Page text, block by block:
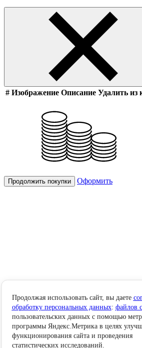
# Изображение Описание Удалить из
Продолжить покупки Оформить
Продолжая использовать сайт, вы даете
обработку персональных данных: файлов
пользовательских данных с помощью
программы Яндекс.Метрика в целях
функционирования сайта и проведения
статистических исследований.